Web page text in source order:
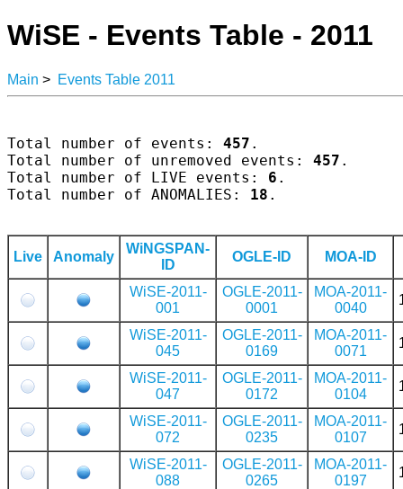
WiSE - Events Table - 2011
Main > Events Table 2011
Total number of events: 457 .
Total number of unremoved events: 457 .
Total number of LIVE events: 6 .
Total number of ANOMALIES: 18 .
Live Anomaly
WiNGSPAN-
ID
OGLE-ID MOA-ID
WiSE-2011-
001
OGLE-2011-
0001
MOA-2011-
0040
WiSE-2011-
045
OGLE-2011-
0169
MOA-2011-
0071
WiSE-2011-
047
OGLE-2011-
0172
MOA-2011-
0104
WiSE-2011-
072
OGLE-2011-
0235
MOA-2011-
0107
WiSE-2011-
088
OGLE-2011-
0265
MOA-2011-
0197